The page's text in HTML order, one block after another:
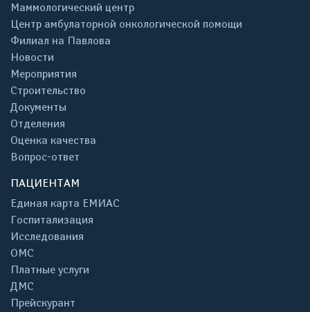
Маммологический центр
Центр амбулаторной онкологической помощи
Филиал на Павлова
Новости
Мероприятия
Строительство
Документы
Отделения
Оценка качества
Вопрос-ответ
ПАЦИЕНТАМ
Единая карта ЕМИАС
Госпитализация
Исследования
ОМС
Платные услуги
ДМС
Прейскурант